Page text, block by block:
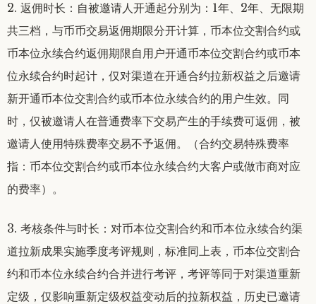
2. 返佣时长：自被邀请人开通起分别为：1年、2年、无限期
共三档，与币币交易返佣期限分开计算，币本位交割合约或
币本位永续合约返佣期限自用户开通币本位交割合约或币本
位永续合约时起计，仅对渠道在开通合约拉新权益之后邀请
新开通币本位交割合约或币本位永续合约的用户生效。同
时，仅被邀请人在普通费率下交易产生的手续费可返佣，被
邀请人使用特殊费率交易不予返佣。（合约交易特殊费率
指：币本位交割合约或币本位永续合约大客户或做市商对应
的费率）。
3. 考核条件与时长：对币本位交割合约和币本位永续合约渠
道拉新成果实施季度考评规则，标准同上表，币本位交割合
约和币本位永续合约合并进行考评，考评等同于对渠道重新
定级，仅影响重新定级权益变动后的拉新权益，历史已邀请